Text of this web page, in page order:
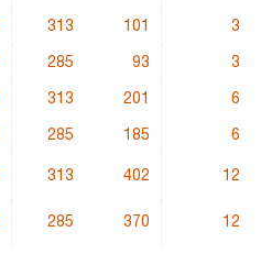
313 101 3
285 93 3
313 201 6
285 185 6
313 402 12
285 370 12